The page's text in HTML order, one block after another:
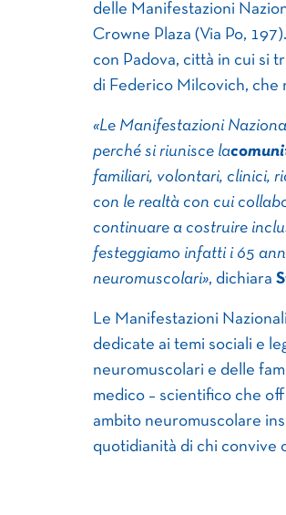
delle Manifestazioni
Crowne Plaza (Via Po,
con Padova, città in cui si
di Federico Milcovich, che
«Le Manifestazioni
perché si riunisce la
familiari, volontari, clinici,
con le realtà con cui
continuare a costruire
festeggiamo infatti i 65
neuromuscolari», dichiara
Le Manifestazioni
dedicate ai temi sociali e
neuromuscolari e delle
medico – scientifico che
ambito neuromuscolare
quotidianità di chi convive